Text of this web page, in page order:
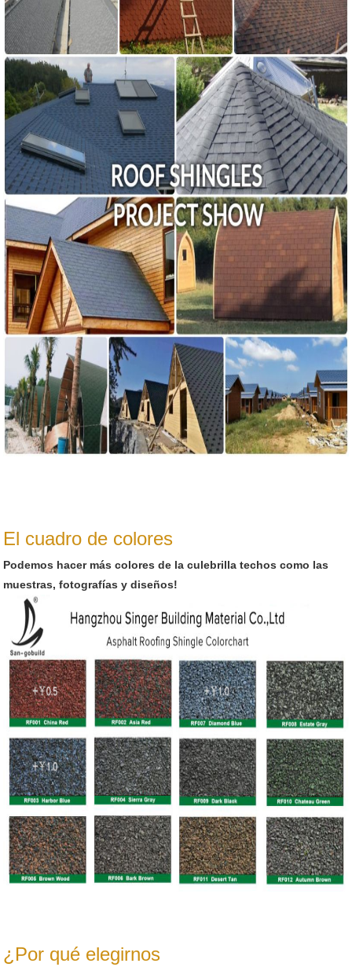
El cuadro de colores
Podemos hacer más colores de la culebrilla techos como las
muestras, fotografías y diseños!
¿Por qué elegirnos